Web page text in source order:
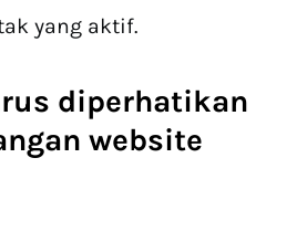
yang aktif.
diperhatikan
website